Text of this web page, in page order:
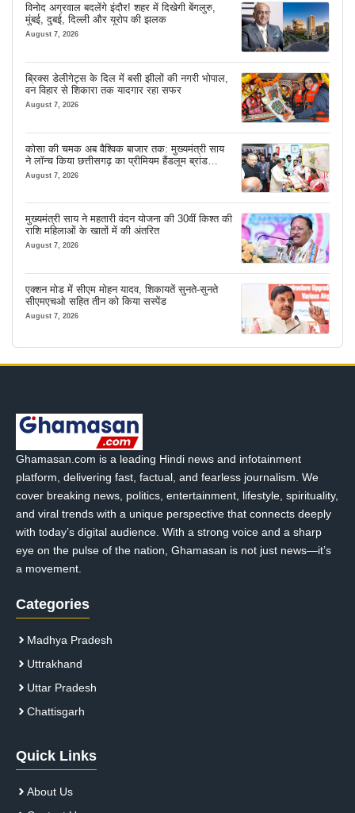
विनोद अग्रवाल बदलेंगे इंदौर! शहर में दिखेगी बेंगलुरु,
मुंबई, दुबई, दिल्ली और यूरोप की झलक
August 7, 2026
ब्रिक्स डेलीगेट्स के दिल में बसी झीलों की नगरी भोपाल,
वन विहार से शिकारा तक यादगार रहा सफर
August 7, 2026
कोसा की चमक अब वैश्विक बाजार तक: मुख्यमंत्री साय
ने लॉन्च किया छत्तीसगढ़ का प्रीमियम हैंडलूम ब्रांड
‘कोशल फैब’
August 7, 2026
मुख्यमंत्री साय ने महतारी वंदन योजना की 30वीं किश्त की
राशि महिलाओं के खातों में की अंतरित
August 7, 2026
एक्शन मोड में सीएम मोहन यादव, शिकायतें सुनते-सुनते
सीएमएचओ सहित तीन को किया सस्पेंड
August 7, 2026
Ghamasan.com is a leading Hindi news and infotainment
platform, delivering fast, factual, and fearless journalism. We
cover breaking news, politics, entertainment, lifestyle, spirituality,
and viral trends with a unique perspective that connects deeply
with today’s digital audience. With a strong voice and a sharp
eye on the pulse of the nation, Ghamasan is not just news—it’s
a movement.
Categories
Madhya Pradesh
Uttrakhand
Uttar Pradesh
Chattisgarh
Quick Links
About Us